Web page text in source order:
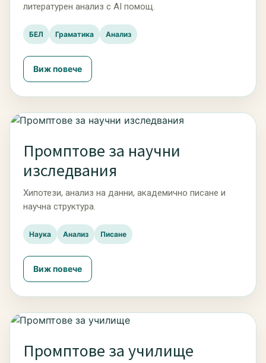
литературен анализ с AI помощ.
БЕЛ Граматика Анализ
Виж повече
Промптове за научни
изследвания
Хипотези, анализ на данни, академично писане и
научна структура.
Наука Анализ Писане
Виж повече
Промптове за училище